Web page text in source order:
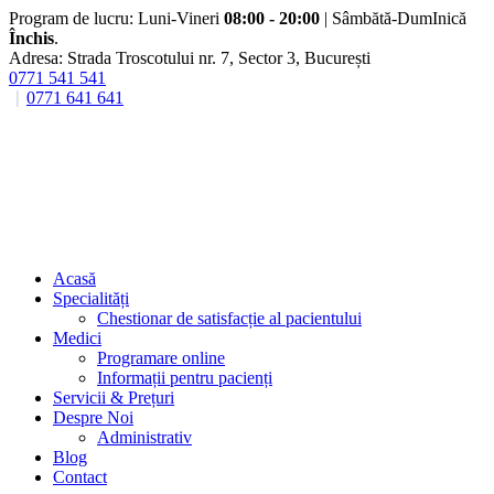
Program de lucru: Luni-Vineri 08:00 - 20:00 | Sâmbătă-DumInică
Închis.
Adresa: Strada Troscotului nr. 7, Sector 3, București
0771 541 541
0771 641 641
Acasă
Specialități
Chestionar de satisfacție al pacientului
Medici
Programare online
Informații pentru pacienți
Servicii & Prețuri
Despre Noi
Administrativ
Blog
Contact